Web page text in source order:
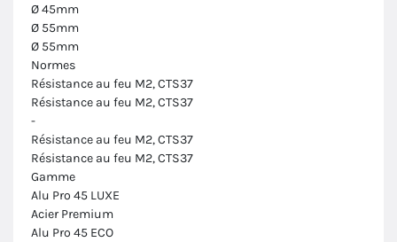
Ø 45mm
Ø 55mm
Ø 55mm
Normes
Résistance au feu M2, CTS37
Résistance au feu M2, CTS37
-
Résistance au feu M2, CTS37
Résistance au feu M2, CTS37
Gamme
Alu Pro 45 LUXE
Acier Premium
Alu Pro 45 ECO